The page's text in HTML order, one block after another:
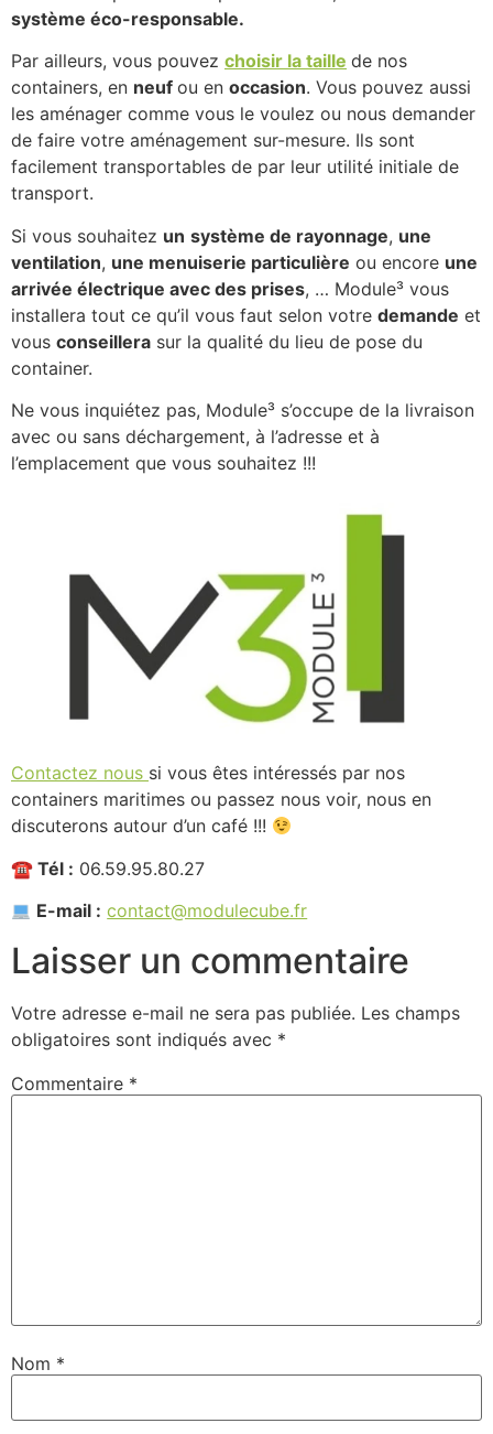
système éco-responsable.
Par ailleurs, vous pouvez choisir la taille de nos
containers, en neuf ou en occasion. Vous pouvez aussi
les aménager comme vous le voulez ou nous demander
de faire votre aménagement sur-mesure. Ils sont
facilement transportables de par leur utilité initiale de
transport.
Si vous souhaitez un système de rayonnage, une
ventilation, une menuiserie particulière ou encore une
arrivée électrique avec des prises, … Module³ vous
installera tout ce qu’il vous faut selon votre demande et
vous conseillera sur la qualité du lieu de pose du
container.
Ne vous inquiétez pas, Module³ s’occupe de la livraison
avec ou sans déchargement, à l’adresse et à
l’emplacement que vous souhaitez !!!
Contactez nous si vous êtes intéressés par nos
containers maritimes ou passez nous voir, nous en
discuterons autour d’un café !!!
☎ Tél : 06.59.95.80.27
E-mail : contact@modulecube.fr
Laisser un commentaire
Votre adresse e-mail ne sera pas publiée. Les champs
obligatoires sont indiqués avec *
Commentaire *
Nom *